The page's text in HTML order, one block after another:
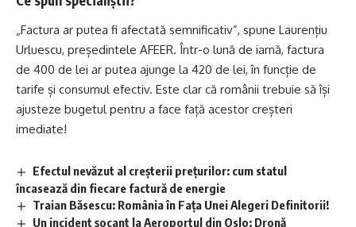
„Factura ar putea fi afectată semnificativ”, spune Laurențiu
Urluescu, președintele AFEER. Într-o lună de iarnă, factura
de 400 de lei ar putea ajunge la 420 de lei, în funcție de
tarife și consumul efectiv. Este clar că românii trebuie să își
ajusteze bugetul pentru a face față acestor creșteri
imediate!
Efectul nevăzut al creșterii prețurilor: cum statul
încasează din fiecare factură de energie
Traian Băsescu: România în Fața Unei Alegeri Definitorii!
Un incident șocant la Aeroportul din Oslo: Dronă